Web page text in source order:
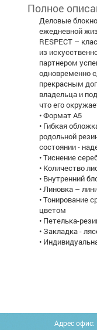
Полное
Деловые
ежедневной
RESPECT –
из
партнером
одновременно
прекрасным
владельца и
что его
• Формат А5
• Гибкая
родольной
состоянии -
• Тиснение
• Количество
• Внутренний
• Линовка –
• Тонирование
цветом
• Петелька-
• Закладка -
•
Адрес офис: